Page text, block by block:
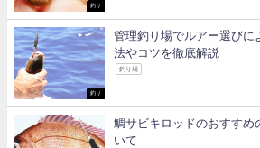
釣り
釣り
管理釣り場でルアー選びに
法やコツを徹底解説
釣り場
鯛サビキロッドのおすすめ
いて